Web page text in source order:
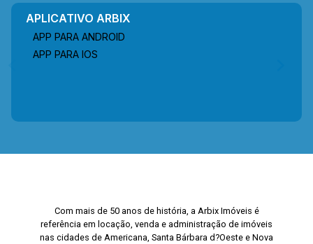
APLICATIVO ARBIX
APP PARA ANDROID
APP PARA IOS
Com mais de 50 anos de história, a Arbix Imóveis é
referência em locação, venda e administração de imóveis
nas cidades de Americana, Santa Bárbara d?Oeste e Nova